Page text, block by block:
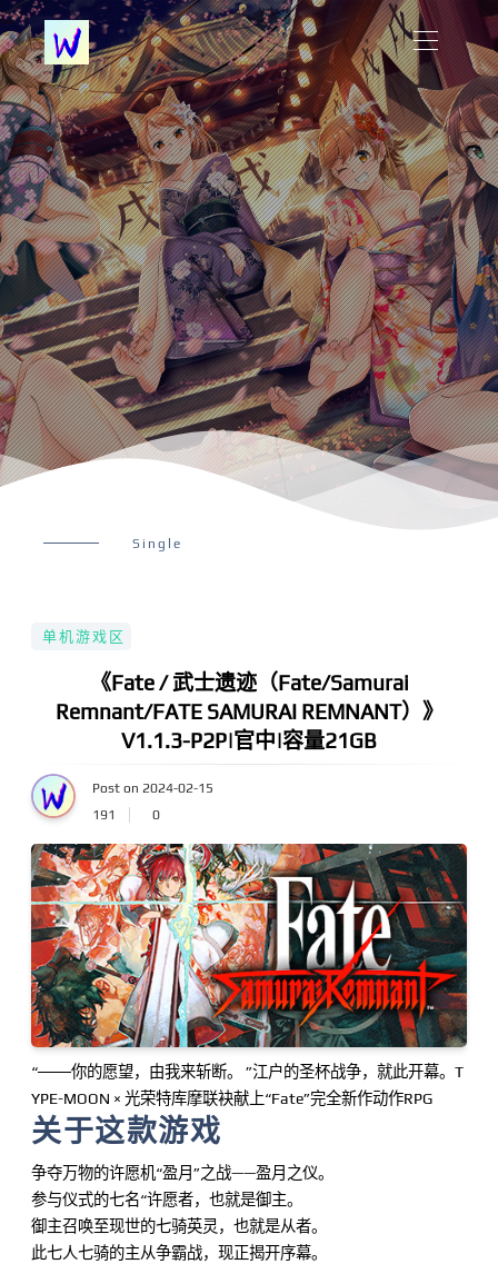
Single
单机游戏区
《Fate / 武士遗迹（Fate/Samurai
Remnant/FATE SAMURAI REMNANT）》
V1.1.3-P2P|官中|容量21GB
Post on 2024-02-15
191
0
“───你的愿望，由我来斩断。 ”江户的圣杯战争，就此开幕。T
YPE-MOON × 光荣特库摩联袂献上“Fate”完全新作动作RPG
关于这款游戏
争夺万物的许愿机“盈月”之战——盈月之仪。
参与仪式的七名“许愿者，也就是御主。
御主召唤至现世的七骑英灵，也就是从者。
此七人七骑的主从争霸战，现正揭开序幕。